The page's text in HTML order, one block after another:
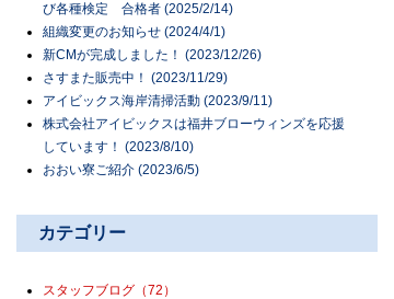
び各種検定 合格者 (2025/2/14)
組織変更のお知らせ (2024/4/1)
新CMが完成しました！ (2023/12/26)
さすまた販売中！ (2023/11/29)
アイビックス海岸清掃活動 (2023/9/11)
株式会社アイビックスは福井ブローウィンズを応援
しています！ (2023/8/10)
おおい寮ご紹介 (2023/6/5)
カテゴリー
スタッフブログ （72）